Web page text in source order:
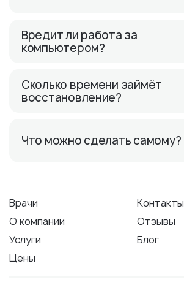
Вредит ли работа за
компьютером?
Сколько времени займёт
восстановление?
Что можно сделать самому?
Врачи
Контакты
О компании
Отзывы
Услуги
Блог
Цены